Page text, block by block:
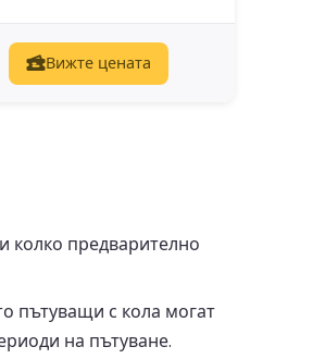
Вижте цената
колко предварително
пътуващи с кола могат
на пътуване.